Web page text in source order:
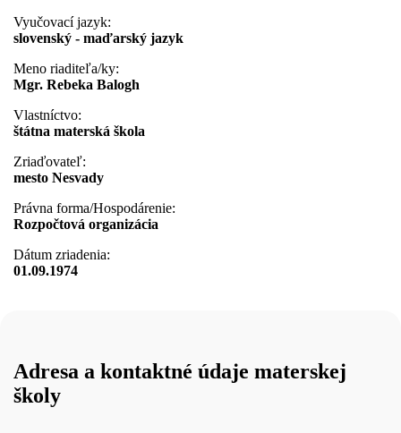
Vyučovací jazyk:
slovenský - maďarský jazyk
Meno riaditeľa/ky:
Mgr. Rebeka Balogh
Vlastníctvo:
štátna materská škola
Zriaďovateľ:
mesto Nesvady
Právna forma/Hospodárenie:
Rozpočtová organizácia
Dátum zriadenia:
01.09.1974
Adresa a kontaktné údaje materskej
školy